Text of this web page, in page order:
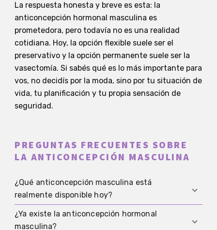
La respuesta honesta y breve es esta: la
anticoncepción hormonal masculina es
prometedora, pero todavía no es una realidad
cotidiana. Hoy, la opción flexible suele ser el
preservativo y la opción permanente suele ser la
vasectomía. Si sabés qué es lo más importante para
vos, no decidís por la moda, sino por tu situación de
vida, tu planificación y tu propia sensación de
seguridad.
PREGUNTAS FRECUENTES SOBRE
LA ANTICONCEPCIÓN MASCULINA
¿Qué anticoncepción masculina está
realmente disponible hoy?
En la vida diaria, el preservativo y la vasectomía
¿Ya existe la anticoncepción hormonal
masculina?